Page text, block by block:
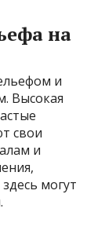
на
и
Высокая
свои
и
могут